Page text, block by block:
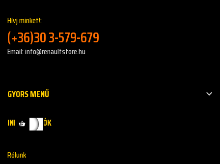
Hívj minket!:
(+36)30 3-579-679
Email: info@renaultstore.hu
GYORS MENŰ 
INFORMÁCIÓK
Rólunk